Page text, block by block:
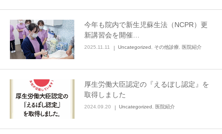
今年も院内で新生児蘇生法（NCPR）更
新講習会を開催…
2025.11.11 Uncategorized その他診療 医院紹介
厚生労働大臣認定の『えるぼし認定』を
取得しました
2024.09.20 Uncategorized 医院紹介